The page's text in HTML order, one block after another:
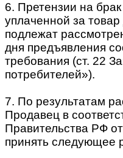
6. Претензии на
уплаченной за
подлежат
дня предъявления
требования (ст. 22
потребителей»).
7. По результатам
Продавец в
Правительства РФ
принять следующее